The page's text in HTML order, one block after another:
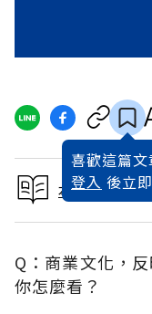
喜歡這篇文
登入 後立
本文出自
Q：商業文化，
你怎麼看？